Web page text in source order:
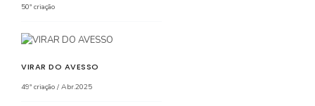
50ª criação
VIRAR DO AVESSO
49ª criação / Abr.2025